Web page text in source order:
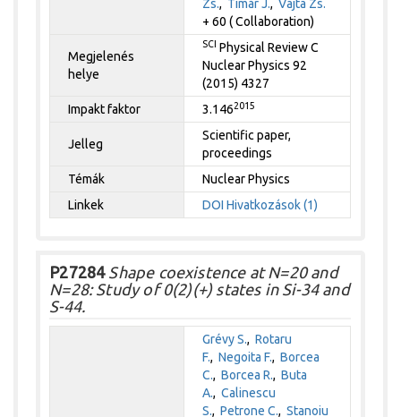
Zs., Timár J.,Vajta Zs.
+ 60 ( Collaboration)
Megjelenés
helye
SCI Physical Review C
Nuclear Physics 92
(2015) 4327
Impakt faktor
3.1462015
Jelleg
Scientific paper,
proceedings
Témák
Nuclear Physics
Linkek
DOI Hivatkozások (1)
P27284Shape coexistence at N=20 and
N=28: Study of 0(2)(+) states in Si-34 and
S-44.
Grévy S.,Rotaru
F.,Negoita F.,Borcea
C.,Borcea R.,Buta
A.,Calinescu
S.,Petrone C.,Stanoiu